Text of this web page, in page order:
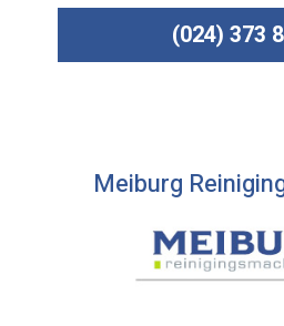
(024) 373
Meiburg